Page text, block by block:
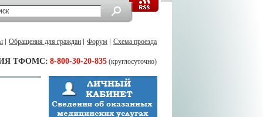
Обращения для граждан Форум Схема проезда
ТФОМС: 8-800-30-20-835 (круглосуточно)